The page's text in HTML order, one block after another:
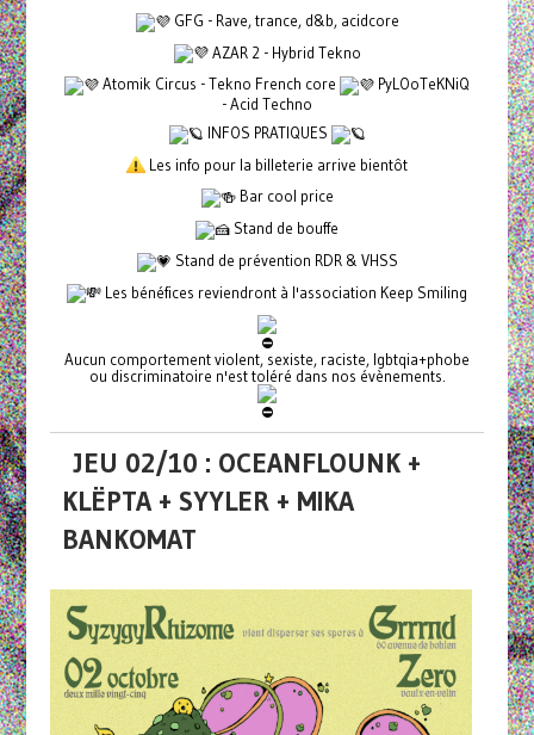
GFG - Rave, trance, d&b, acidcore
AZAR 2 - Hybrid Tekno
Atomik Circus - Tekno French core
PyLOoTeKNiQ
- Acid Techno
INFOS PRATIQUES
Les info pour la billeterie arrive bientôt
Bar cool price
Stand de bouffe
Stand de prévention RDR & VHSS
Les bénéfices reviendront à l'association Keep Smiling
Aucun comportement violent, sexiste, raciste, lgbtqia+phobe
ou discriminatoire n'est toléré dans nos évènements.
JEU 02/10 : OCEANFLOUNK +
KLËPTA + SYYLER + MIKA
BANKOMAT